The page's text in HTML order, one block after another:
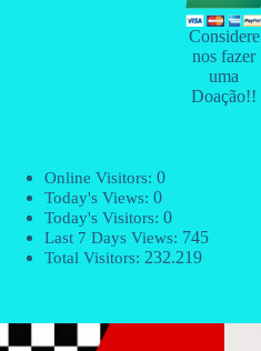
Considere
nos fazer
uma
Doação!!
Online Visitors: 0
Today's Views: 0
Today's Visitors: 0
Last 7 Days Views: 745
Total Visitors: 232.219